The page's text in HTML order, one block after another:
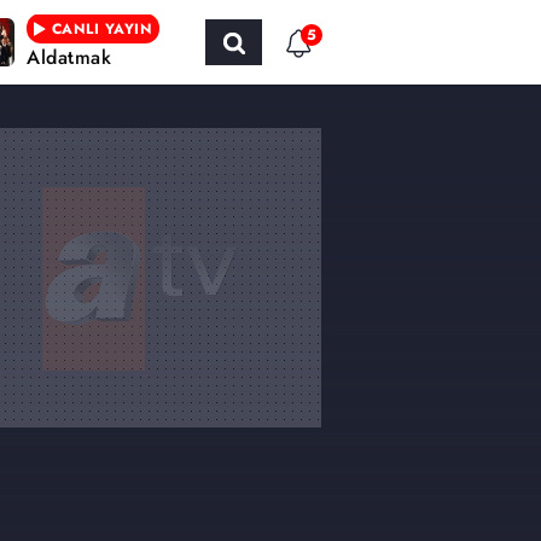
CANLI YAYIN
Aldatmak
5